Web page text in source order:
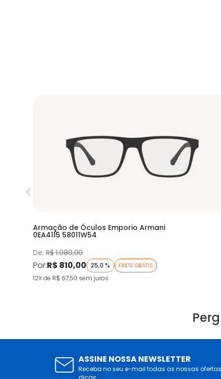
Armação de Óculos Emporio Armani
0EA4115 58011W54
De:R$ 1.080,00
Por:R$ 810,00 25,0 % FRETE GRÁTIS
12X de R$ 67,50 sem juros
ASSINE NOSSA NEWSLETTER
Receba no seu e-mail todas as nossas